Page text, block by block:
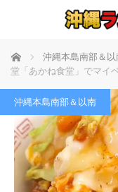
ホーム 沖縄本島南部＆以
堂「あかね食堂」でマイ
沖縄本島南部＆以南